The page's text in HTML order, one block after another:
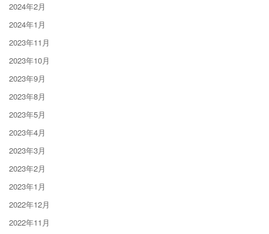
2024年2月
2024年1月
2023年11月
2023年10月
2023年9月
2023年8月
2023年5月
2023年4月
2023年3月
2023年2月
2023年1月
2022年12月
2022年11月